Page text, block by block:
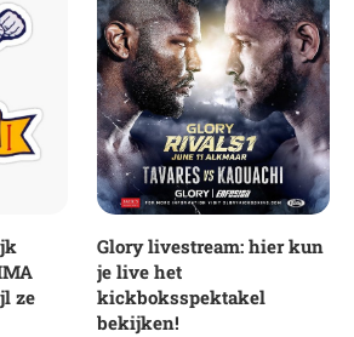
ze
Glory livestream: hier kun
je live het
kickboksspektakel
bekijken!